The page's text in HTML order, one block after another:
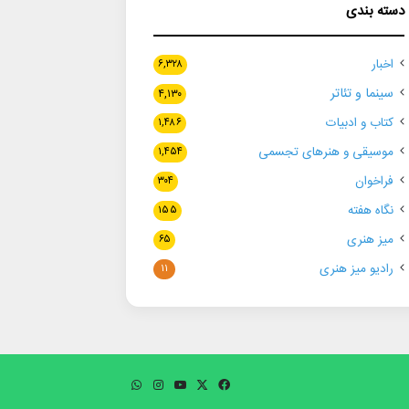
دسته بندی
اخبار ۶,۳۲۸
سینما و تئاتر ۴,۱۳۰
کتاب و ادبیات ۱,۴۸۶
موسیقی و هنرهای تجسمی ۱,۴۵۴
فراخوان ۳۰۴
نگاه هفته ۱۵۵
میز هنری ۶۵
رادیو میز هنری ۱۱
فیسبوکایکس یوتیوباینستاگرام